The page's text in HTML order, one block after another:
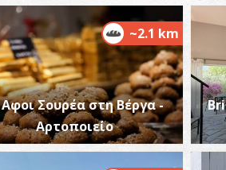
~2.1 km
Αφοι Σουρέα στη Βέργα -
Αρτοποιείο